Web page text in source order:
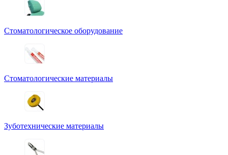
Стоматологическое оборудование
Стоматологические материалы
Зуботехнические материалы